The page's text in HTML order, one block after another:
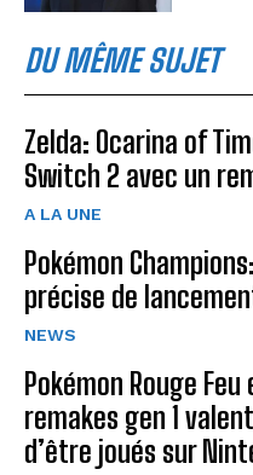
DU MÊME SUJET
Zelda: Ocarina of
Switch 2 avec un
A LA UNE
Pokémon
précise de
NEWS
Pokémon Rouge
remakes gen 1
d’être joués sur